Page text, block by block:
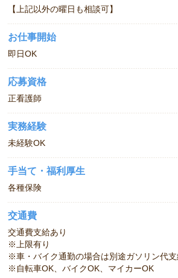
【上記以外の曜日も相談可】
お仕事開始
即日OK
応募資格
正看護師
実務経験
未経験OK
手当て・福利厚生
各種保険
交通費
交通費支給あり
※上限有り
※車・バイク通勤の場合は別途ガソリン代支
※自転車OK、バイクOK、マイカーOK